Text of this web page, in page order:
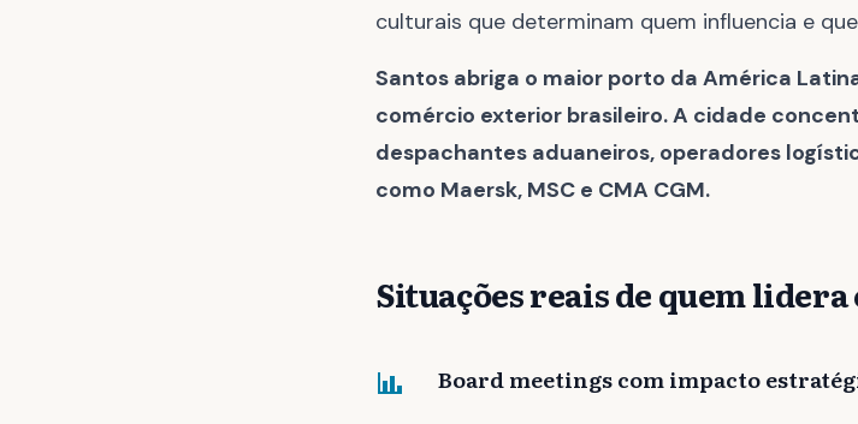
culturais que determinam quem influencia e
Santos abriga o maior porto da América
comércio exterior brasileiro. A cidade
despachantes aduaneiros, operadores
como Maersk, MSC e CMA CGM.
Situações reais de quem lidera
Board meetings com impacto